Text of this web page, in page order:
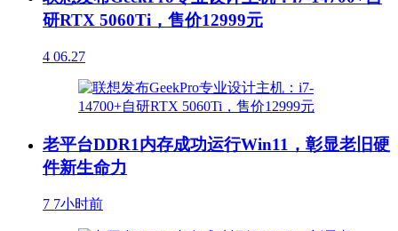
研RTX 5060Ti，售价12999元
4 06.27
老平台DDR1内存成功运行Win11，彰显老旧硬
件新生命力
7 7小时前